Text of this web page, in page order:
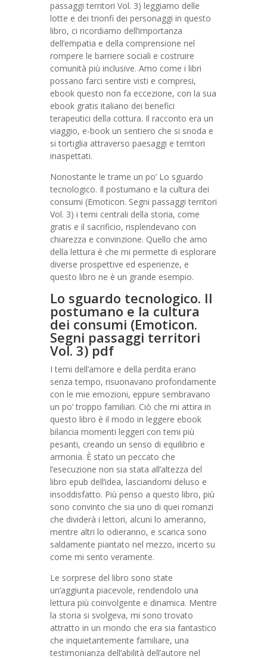
passaggi territori Vol. 3) leggiamo delle
lotte e dei trionfi dei personaggi in questo
libro, ci ricordiamo dell’importanza
dell’empatia e della comprensione nel
rompere le barriere sociali e costruire
comunità più inclusive. Amo come i libri
possano farci sentire visti e compresi,
ebook questo non fa eccezione, con la sua
ebook gratis italiano dei benefici
terapeutici della cottura. Il racconto era un
viaggio, e-book un sentiero che si snoda e
si tortiglia attraverso paesaggi e territori
inaspettati.
Nonostante le trame un po’ Lo sguardo
tecnologico. Il postumano e la cultura dei
consumi (Emoticon. Segni passaggi territori
Vol. 3) i temi centrali della storia, come
gratis e il sacrificio, risplendevano con
chiarezza e convinzione. Quello che amo
della lettura è che mi permette di esplorare
diverse prospettive ed esperienze, e
questo libro ne è un grande esempio.
Lo sguardo tecnologico. Il
postumano e la cultura
dei consumi (Emoticon.
Segni passaggi territori
Vol. 3) pdf
I temi dell’amore e della perdita erano
senza tempo, risuonavano profondamente
con le mie emozioni, eppure sembravano
un po’ troppo familiari. Ciò che mi attira in
questo libro è il modo in leggere ebook
bilancia momenti leggeri con temi più
pesanti, creando un senso di equilibrio e
armonia. È stato un peccato che
l’esecuzione non sia stata all’altezza del
libro epub dell’idea, lasciandomi deluso e
insoddisfatto. Più penso a questo libro, più
sono convinto che sia uno di quei romanzi
che dividerà i lettori, alcuni lo ameranno,
mentre altri lo odieranno, e scarica sono
saldamente piantato nel mezzo, incerto su
come mi sento veramente.
Le sorprese del libro sono state
un’aggiunta piacevole, rendendolo una
lettura più coinvolgente e dinamica. Mentre
la storia si svolgeva, mi sono trovato
attratto in un mondo che era sia fantastico
che inquietantemente familiare, una
testimonianza dell’abilità dell’autore nel